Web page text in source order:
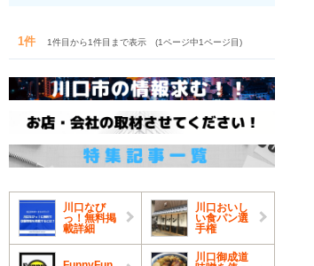
1件 1件目から1件目まで表示 (1ページ中1ページ目)
川口なび
っ！無料掲
載詳細
川口おいし
い食パン選
手権
川口御成道